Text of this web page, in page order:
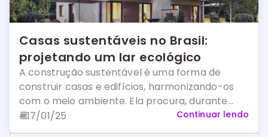
Casas sustentáveis no Brasil:
projetando um lar ecológico
A construção sustentável é uma forma de
construir casas e edifícios, harmonizando-os
com o meio ambiente. Ela procura, durante
toda a sua produção e pós-construção,
amenizar os impactos à natureza.
17/01/25 Continuar lendo